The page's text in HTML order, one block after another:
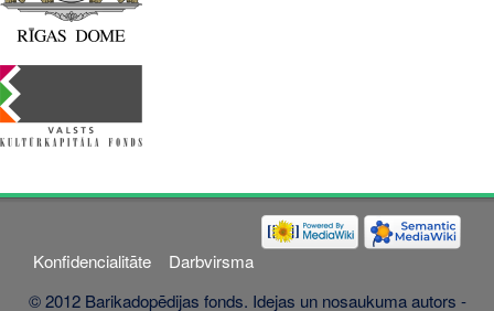
Konfidencialitāte
Darbvirsma
© 2012 Barikadopēdijas fonds. Idejas un nosaukuma autors -